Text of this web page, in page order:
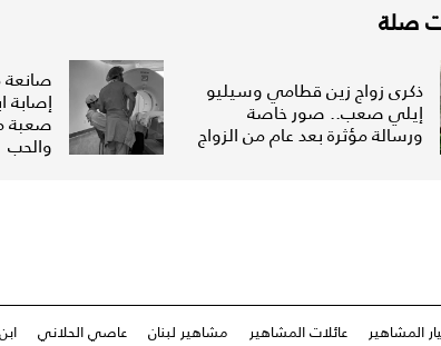
صلة
ذكرى زواج زين قطامي وسيليو
إيلي صعب.. صور خاصة
ورسالة مؤثرة بعد عام من الزواج
صانعة
إصابة
صعبة
والحب
المشاهير عائلات المشاهير مشاهير لبنان عاصي الحلاني